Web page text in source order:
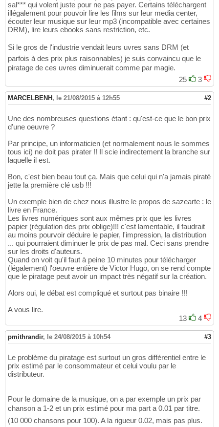
sal*** qui volent juste pour ne pas payer. Certains téléchargent
illégalement pour pouvoir lire les films sur leur media center,
écouter leur musique sur leur mp3 (incompatible avec certaines
DRM), lire leurs ebooks sans restriction, etc.
Si le gros de l'industrie vendait leurs uvres sans DRM (et
parfois à des prix plus raisonnables) je suis convaincu que le
piratage de ces uvres diminuerait comme par magie.
25
3
MARCELBENH , le 21/08/2015 à 12h55 #2
Une des nombreuses questions étant : qu'est-ce que le bon prix
d'une oeuvre ?
Par principe, un informaticien (et normalement nous le sommes
tous ici) ne doit pas pirater !! Il scie indirectement la branche sur
laquelle il est.
Bon, c'est bien beau tout ça. Mais que celui qui n'a jamais piraté
jette la première clé usb !!!
Un exemple bien de chez nous illustre le propos de sazearte : le
livre en France.
Les livres numériques sont aux mêmes prix que les livres
papier (régulation des prix oblige)!!! c'est lamentable, il faudrait
au moins pourvoir déduire le papier, l'impression, la distribution
... qui pourraient diminuer le prix de pas mal. Ceci sans prendre
sur les droits d'auteurs.
Quand on voit qu'il faut à peine 10 minutes pour télécharger
(légalement) l'oeuvre entière de Victor Hugo, on se rend compte
que le piratage peut avoir un impact très négatif sur la création.
Alors oui, le débat est compliqué et surtout pas binaire !!!
A vous lire.
13
4
pmithrandir, le 24/08/2015 à 10h54 #3
Le problème du piratage est surtout un gros différentiel entre le
prix estimé par le consommateur et celui voulu par le
distributeur.
Pour le domaine de la musique, on a par exemple un prix par
chanson a 1-2 et un prix estimé pour ma part a 0.01 par titre.
(10 000 chansons pour 100). A la rigueur 0.02, mais pas plus.